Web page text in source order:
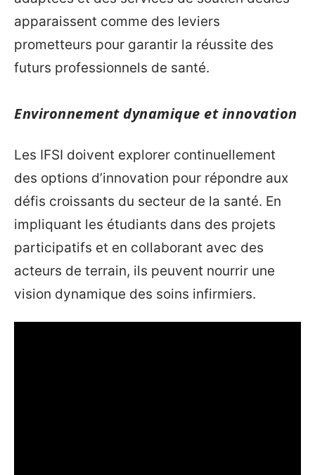
apparaissent comme des leviers
prometteurs pour garantir la réussite des
futurs professionnels de santé.
Environnement dynamique et innovation
Les IFSI doivent explorer continuellement
des options d’innovation pour répondre aux
défis croissants du secteur de la santé. En
impliquant les étudiants dans des projets
participatifs et en collaborant avec des
acteurs de terrain, ils peuvent nourrir une
vision dynamique des soins infirmiers.